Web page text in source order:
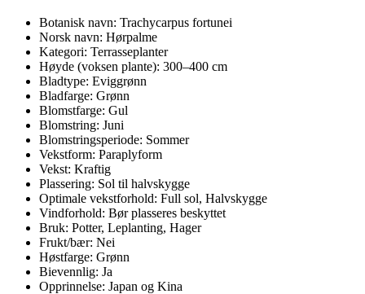
Botanisk navn: Trachycarpus fortunei
Norsk navn: Hørpalme
Kategori: Terrasseplanter
Høyde (voksen plante): 300–400 cm
Bladtype: Eviggrønn
Bladfarge: Grønn
Blomstfarge: Gul
Blomstring: Juni
Blomstringsperiode: Sommer
Vekstform: Paraplyform
Vekst: Kraftig
Plassering: Sol til halvskygge
Optimale vekstforhold: Full sol, Halvskygge
Vindforhold: Bør plasseres beskyttet
Bruk: Potter, Leplanting, Hager
Frukt/bær: Nei
Høstfarge: Grønn
Bievennlig: Ja
Opprinnelse: Japan og Kina